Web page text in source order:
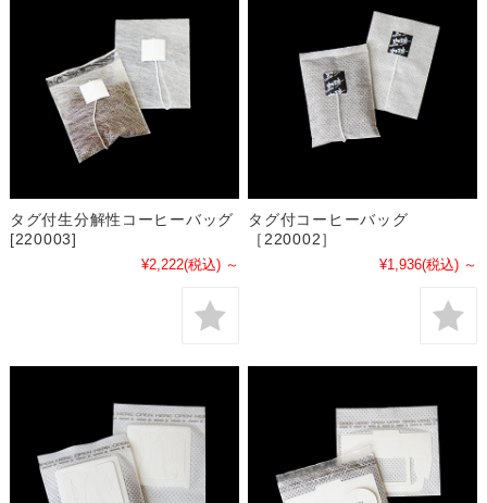
タグ付生分解性コーヒーバッグ
[220003]
¥2,222(税込) ～
タグ付コーヒーバッグ
［220002］
¥1,936(税込) ～